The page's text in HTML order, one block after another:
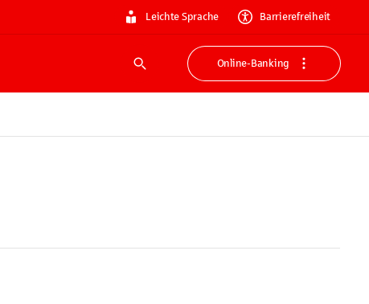
Leichte Sprache Barrierefreiheit
Suche
Online-Banking